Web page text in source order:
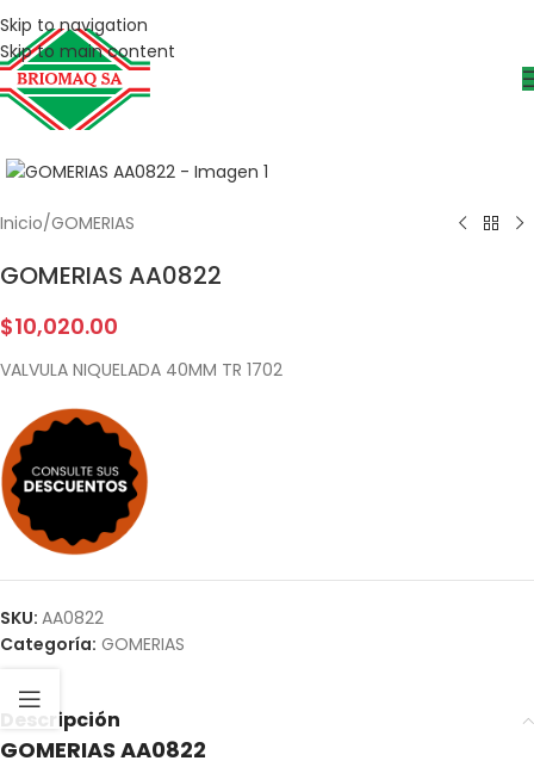
Skip to navigation
Skip to main content
Inicio/GOMERIAS
GOMERIAS AA0822
$10,020.00
VALVULA NIQUELADA 40MM TR 1702
SKU: AA0822
Categoría: GOMERIAS
Descripción
GOMERIAS AA0822